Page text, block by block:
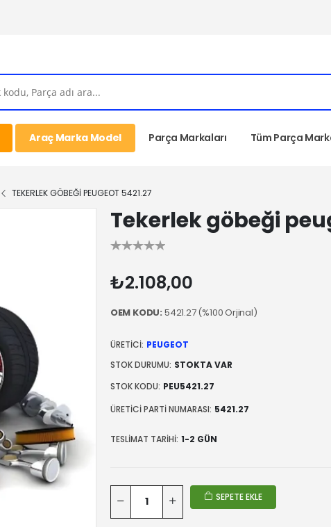
Araç Marka Model Parça Markaları Tüm Parça
TEKERLEK GÖBEĞI PEUGEOT 5421.27
Tekerlek göbeği
₺2.108,00
OEM KODU: 5421.27 (%100 Orjinal)
ÜRETICI: PEUGEOT
STOK DURUMU: STOKTA VAR
STOK KODU: PEU5421.27
ÜRETICI PARTI NUMARASI: 5421.27
TESLIMAT TARIHI: 1-2 GÜN
SEPETE EKLE